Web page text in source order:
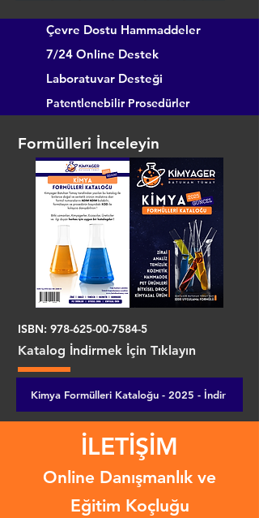
Çevre Dostu Hammaddeler
7/24 Online Destek
Laboratuvar Desteği
Patentlenebilir Prosedürler
Formülleri İnceleyin
ISBN: 978-625-00-7584-5
Katalog İndirmek İçin Tıklayın
Kimya Formülleri Kataloğu - 2025 - İndir
İLETİŞİM
Online Danışmanlık ve
Eğitim Koçluğu